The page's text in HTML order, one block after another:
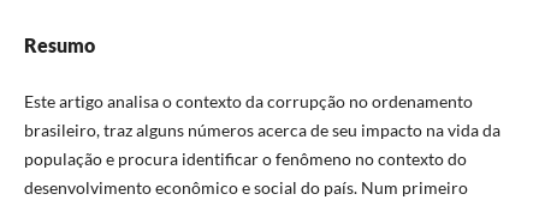
Resumo
Este artigo analisa o contexto da corrupção no ordenamento
brasileiro, traz alguns números acerca de seu impacto na vida da
população e procura identificar o fenômeno no contexto do
desenvolvimento econômico e social do país. Num primeiro